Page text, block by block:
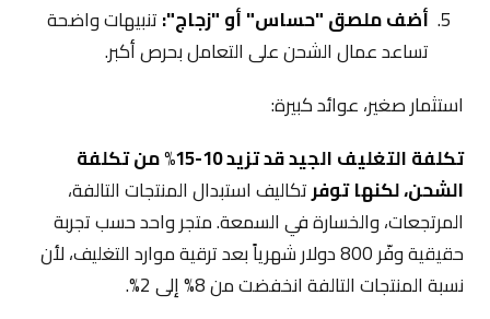
أضف ملصق "حساس" أو "زجاج":تنبيهات واضحة
تساعد عمال الشحن على التعامل بحرص أكبر.
استثمار صغير، عوائد كبيرة:
تكلفة التغليف الجيد قد تزيد 10-15% من تكلفة
الشحن، لكنها توفرتكاليف استبدال المنتجات التالفة،
المرتجعات، والخسارة في السمعة. متجر واحد حسب تجربة
حقيقية وفّر 800 دولار شهرياً بعد ترقية موارد التغليف، لأن
نسبة المنتجات التالفة انخفضت من 8% إلى 2%.